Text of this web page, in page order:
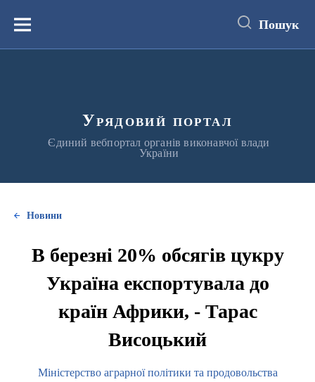
вмістуМеню Пошук
Урядовий портал
Єдиний вебпортал органів виконавчої влади
України
Новини
В березні 20% обсягів цукру
Україна експортувала до
країн Африки, - Тарас
Висоцький
Міністерство аграрної політики та продовольства